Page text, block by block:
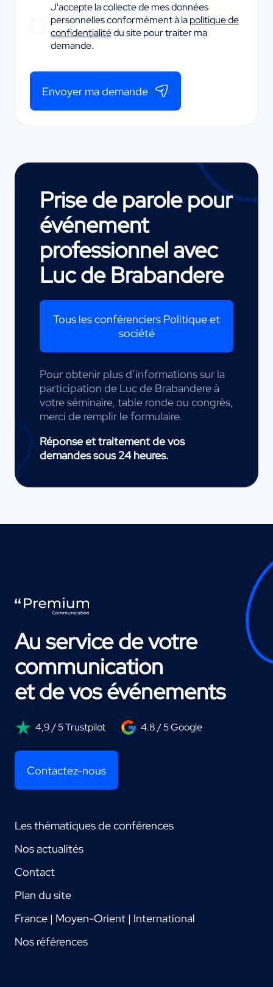
J'accepte la collecte de mes données
personnelles conformément à lapolitique de
confidentialitédu site pour traiter ma
demande.
Envoyer ma demande
Prise de parole pour
événement
professionnel avec
Luc de Brabandere
Tous les conférenciers Politique et
société
Pour obtenir plus d’informations sur la
participation de Luc de Brabandere à
votre séminaire, table ronde ou congrès,
merci de remplir le formulaire.
Réponse et traitement de vos
demandes sous 24 heures.
Au service de votre
communication
et de vos événements
4,9 / 5 Trustpilot 4.8 / 5 Google
Contactez-nous
Les thématiques de conférences
Nos actualités
Contact
Plan du site
France | Moyen-Orient | International
Nos références